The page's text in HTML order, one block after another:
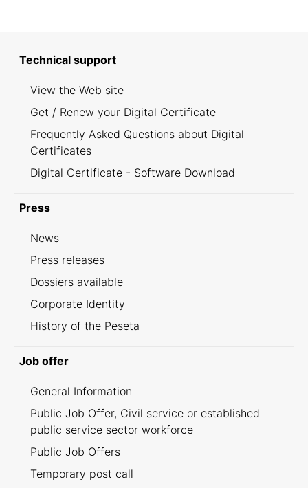
Technical support
View the Web site
Get / Renew your Digital Certificate
Frequently Asked Questions about Digital
Certificates
Digital Certificate - Software Download
Press
News
Press releases
Dossiers available
Corporate Identity
History of the Peseta
Job offer
General Information
Public Job Offer, Civil service or established
public service sector workforce
Public Job Offers
Temporary post call